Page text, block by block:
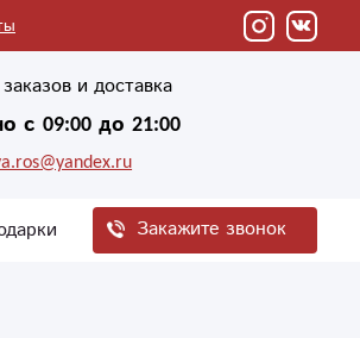
и доставка
с 09:00 до 21:00
Закажите звонок